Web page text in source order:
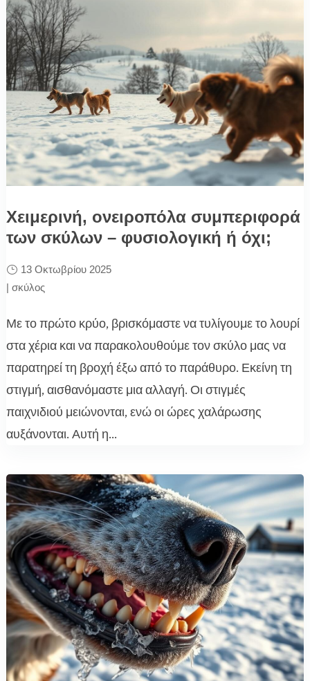
Χειμερινή, ονειροπόλα συμπεριφορά
των σκύλων – φυσιολογική ή όχι;
13 Οκτωβρίου 2025
| σκύλος
Με το πρώτο κρύο, βρισκόμαστε να τυλίγουμε το λουρί
στα χέρια και να παρακολουθούμε τον σκύλο μας να
παρατηρεί τη βροχή έξω από το παράθυρο. Εκείνη τη
στιγμή, αισθανόμαστε μια αλλαγή. Οι στιγμές
παιχνιδιού μειώνονται, ενώ οι ώρες χαλάρωσης
αυξάνονται. Αυτή η...